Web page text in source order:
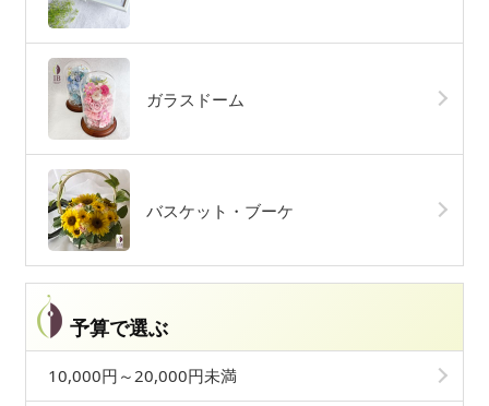
ガラスドーム
バスケット・ブーケ
予算で選ぶ
10,000円～20,000円未満